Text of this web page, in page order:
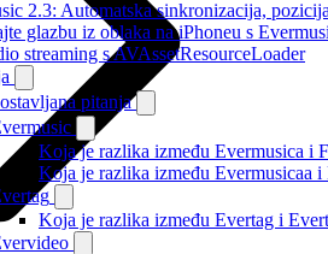
2.3: Automatska sinkronizacija,
glazbu iz oblaka na iPhoneu s
streaming s AVAssetResourceLoader
pitanja
Koja je razlika između Evermusica i
Koja je razlika između Evermusicaa i
Koja je razlika između Evertag i